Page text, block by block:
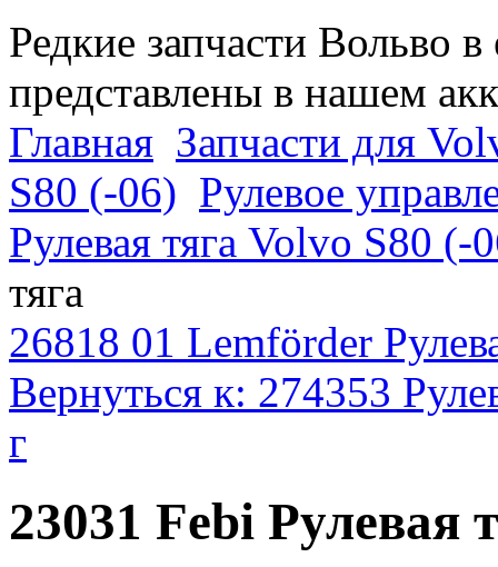
Редкие запчасти Вольво
представлены в нашем
Главная Запчасти для
S80 (-06) Рулевое
Рулевая тяга Volvo S80 (-
тяга
26818 01 Lemförder
Вернуться к: 274353
г
23031 Febi Рулевая